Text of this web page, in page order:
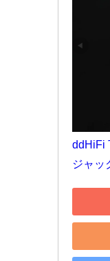
ddHiFi
ジャッ